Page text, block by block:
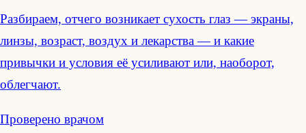
Разбираем, отчего возникает сухость глаз — экраны,
линзы, возраст, воздух и лекарства — и какие
привычки и условия её усиливают или, наоборот,
облегчают.
Проверено врачом